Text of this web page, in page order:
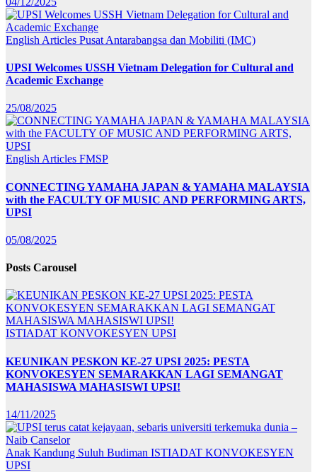
English Articles Pusat Antarabangsa dan Mobiliti (IMC)
UPSI Welcomes USSH Vietnam Delegation for Cultural and
Academic Exchange
25/08/2025
English Articles FMSP
CONNECTING YAMAHA JAPAN & YAMAHA MALAYSIA
with the FACULTY OF MUSIC AND PERFORMING ARTS,
UPSI
05/08/2025
Posts Carousel
ISTIADAT KONVOKESYEN UPSI
KEUNIKAN PESKON KE-27 UPSI 2025: PESTA
KONVOKESYEN SEMARAKKAN LAGI SEMANGAT
MAHASISWA MAHASISWI UPSI!
14/11/2025
Anak Kandung Suluh Budiman ISTIADAT KONVOKESYEN
UPSI